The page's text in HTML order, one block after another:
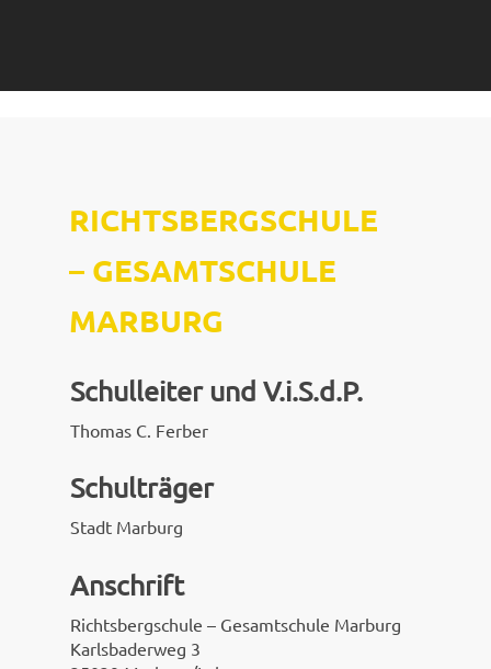
RICHTSBERGSCHULE
– GESAMTSCHULE
MARBURG
Schulleiter und V.i.S.d.P.
Thomas C. Ferber
Schulträger
Stadt Marburg
Anschrift
Richtsbergschule – Gesamtschule Marburg
Karlsbaderweg 3